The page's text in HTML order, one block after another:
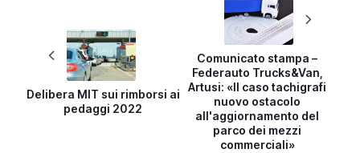
Delibera MIT sui rimborsi ai
pedaggi 2022
Comunicato stampa –
Federauto Trucks&Van,
Artusi: «Il caso tachigrafi
nuovo ostacolo
all'aggiornamento del
parco dei mezzi
commerciali»